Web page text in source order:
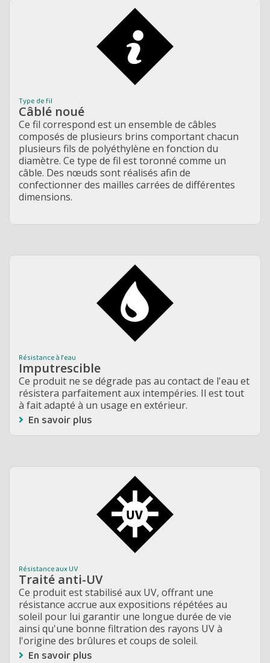
Type de fil
Câblé noué
Ce fil correspond est un ensemble de câbles
composés de plusieurs brins comportant chacun
plusieurs fils de polyéthylène en fonction du
diamètre. Ce type de fil est toronné comme un
câble. Des nœuds sont réalisés afin de
confectionner des mailles carrées de différentes
dimensions.
Résistance à l'eau
Imputrescible
Ce produit ne se dégrade pas au contact de l'eau et
résistera parfaitement aux intempéries. Il est tout
à fait adapté à un usage en extérieur.
En savoir plus
Résistance aux UV
Traité anti-UV
Ce produit est stabilisé aux UV, offrant une
résistance accrue aux expositions répétées au
soleil pour lui garantir une longue durée de vie
ainsi qu'une bonne filtration des rayons UV à
l'origine des brûlures et coups de soleil.
En savoir plus